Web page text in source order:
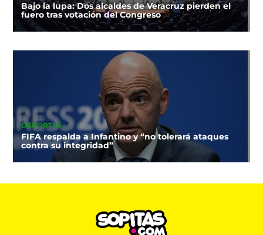
Bajo la lupa: Dos alcaldes de Veracruz pierden el
fuero tras votación del Congreso
DEPORTES
FIFA respalda a Infantino y “no tolerará ataques
contra su integridad”